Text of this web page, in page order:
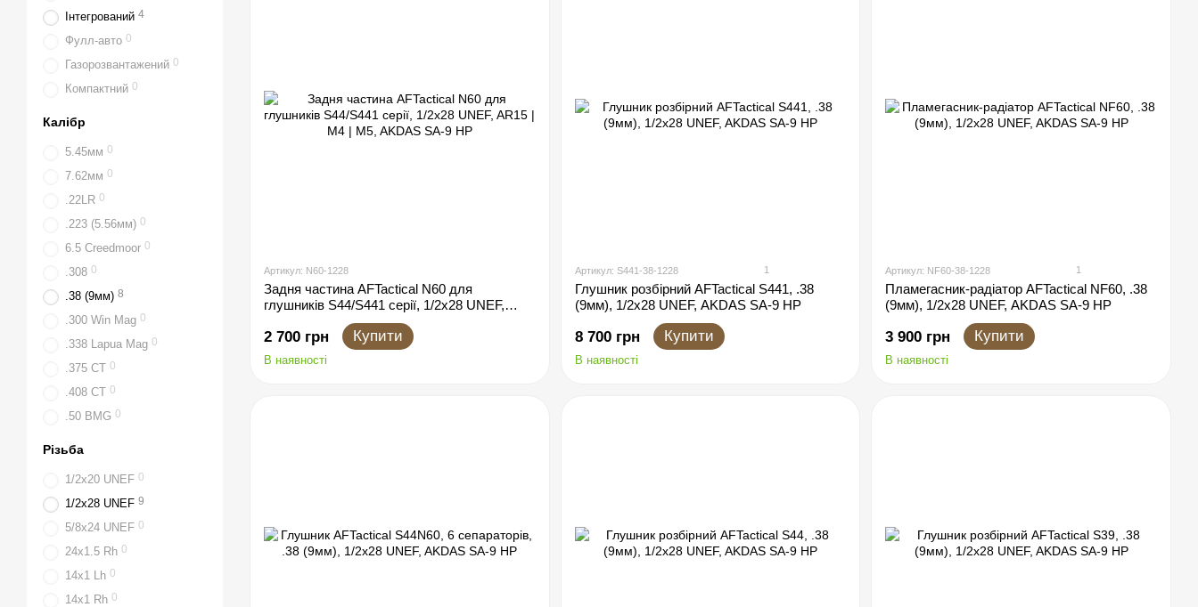
Артикул: N60-1228
Задня частина AFTactical N60 для
глушників S44/S441 серії, 1/2x28 UNEF,
AR15 | M4 | M5, AKDAS SA-9 HP
2 700 грн Купити
В наявності
Артикул: S441-38-1228 1
Глушник розбірний AFTactical S441, .38
(9мм), 1/2x28 UNEF, AKDAS SA-9 HP
8 700 грн Купити
В наявності
Артикул: NF60-38-1228 1
Пламегасник-радіатор AFTactical NF60, .38
(9мм), 1/2x28 UNEF, AKDAS SA-9 HP
3 900 грн Купити
В наявності
Інтегрований 4
Фулл-авто 0
Газорозвантажений 0
Компактний 0
Калібр
5.45мм 0
7.62мм 0
.22LR 0
.223 (5.56мм) 0
6.5 Creedmoor 0
.308 0
.38 (9мм) 8
.300 Win Mag 0
.338 Lapua Mag 0
.375 CT 0
.408 CT 0
.50 BMG 0
Різьба
1/2x20 UNEF 0
1/2x28 UNEF 9
5/8x24 UNEF 0
24x1.5 Rh 0
14x1 Lh 0
14x1 Rh 0